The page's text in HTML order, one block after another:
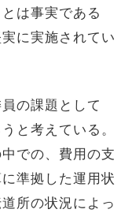
は事実である
に実施されてい
の課題として
と考えている。
での、費用の支
準拠した運用状
所の状況によっ